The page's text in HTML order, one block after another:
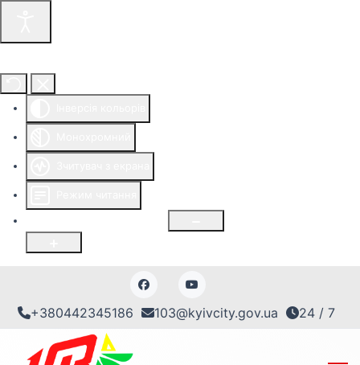
+380442345186 103@kyivcity.gov.ua 24 / 7